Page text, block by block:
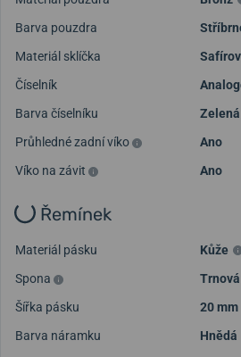
Barva pouzdra
Materiál sklíčka
Číselník
Barva číselníku
Zelená
Průhledné zadní víko
Ano
Víko na závit
Ano
Řemínek
Materiál pásku
Kůže
Spona
Trnová
Šířka pásku
20 mm
Barva náramku
Hnědá